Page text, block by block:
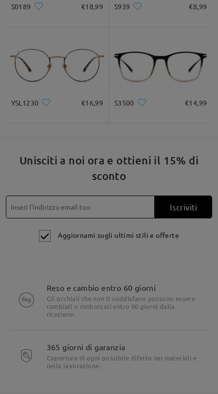
S0189 €18,99 S939 €8,99
YSL1230 €16,99 S3500 €14,99
Unisciti a noi ora e ottieni il 15% di
sconto
Iscriviti
Aggiornami sugli ultimi stili e offerte
Reso e cambio entro 60 giorni
Gli occhiali che non ti soddisfano possono essere
cambiati o rimborsati entro 60 giorni dalla
ricezione.
365 giorni di garanzia
Copertura di ogni possibile difetto nei materiali e
nella lavorazione.